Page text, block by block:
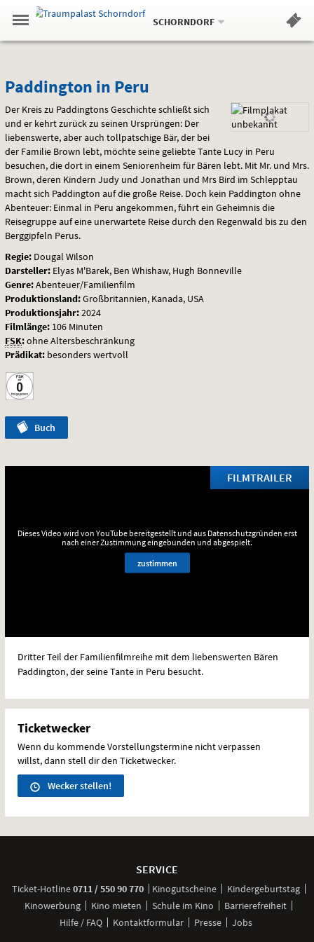
Springe
zum
,zum
.
Navigation
Gehe
zur
Standortauswahl
Standort:
SCHORNDORF.
Hinweis
Paddington
in
Peru
Paddington in Peru
Der Kreis zu Paddingtons Geschichte schließt sich
und er kehrt zurück zu seinen Ursprüngen: Der
liebenswerte, aber auch tollpatschige Bär, der bei
der Familie Brown lebt, möchte seine geliebte Tante Lucy in Peru
besuchen, die dort in einem Seniorenheim für Bären lebt. Mit Mr. und Mrs.
Brown, deren Kindern Judy und Jonathan und Mrs Bird im Schlepptau
macht sich Paddington auf die große Reise. Doch kein Paddington ohne
Abenteuer: Einmal in Peru angekommen, führt ein Geheimnis die
Reisegruppe auf eine unerwartete Reise durch den Regenwald bis zu den
Berggipfeln Perus.
Regie: Dougal Wilson
Darsteller: Elyas M'Barek, Ben Whishaw, Hugh Bonneville
Genre:Abenteuer/Familienfilm
Produktionsland:Großbritannien, Kanada, USA
Produktionsjahr:2024
Filmlänge: 106 Minuten
FSK:ohne Altersbeschränkung
Prädikat: besonders wertvoll
Buch
FILMTRAILER
Dieses Video wird von YouTube bereitgestellt und aus Datenschutzgründen erst
nach einer Zustimmung eingebunden und abgespielt.
zustimmen
Dritter Teil der Familienfilmreihe mit dem liebenswerten Bären
Paddington, der seine Tante in Peru besucht.
Ticketwecker
Wenn du kommende Vorstellungstermine nicht verpassen
willst, dann stell dir den Ticketwecker.
Wecker stellen!
SERVICE
Ticket-Hotline0711 / 550 90 770anrufen
Kinogutscheine
Kindergeburtstag
Kinowerbung
Kino mieten Schule im Kino
Barrierefreiheit
Hilfe / FAQ
Kontaktformular Presse Jobs